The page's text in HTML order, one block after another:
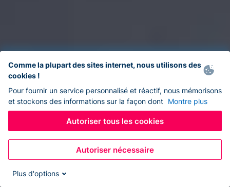
Comme la plupart des sites internet, nous utilisons des
cookies !
Pour fournir un service personnalisé et réactif, nous mémorisons
et stockons des informations sur la façon dont Montre plus
Autoriser tous les cookies
Autoriser nécessaire
Plus d'options